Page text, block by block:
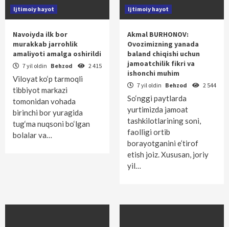
Ijtimoiy hayot
Navoiyda ilk bor
murakkab jarrohlik
amaliyoti amalga oshirildi
7 yil oldin Behzod 2 415
Viloyat ko‘p tarmoqli
tibbiyot markazi
tomonidan vohada
birinchi bor yuragida
tug‘ma nuqsoni bo‘lgan
bolalar va…
Ijtimoiy hayot
Akmal BURHONOV:
Ovozimizning yanada
baland chiqishi uchun
jamoatchilik fikri va
ishonchi muhim
7 yil oldin Behzod 2 544
So‘nggi paytlarda
yurtimizda jamoat
tashkilotlarining soni,
faolligi ortib
borayotganini e’tirof
etish joiz. Xususan, joriy
yil…